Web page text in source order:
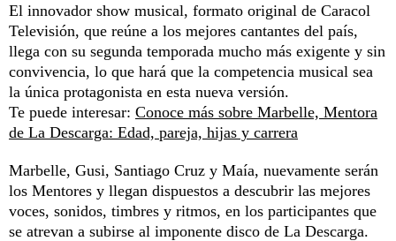
El innovador show musical, formato original de Caracol
Televisión, que reúne a los mejores cantantes del país,
llega con su segunda temporada mucho más exigente y sin
convivencia, lo que hará que la competencia musical sea
la única protagonista en esta nueva versión.
Te puede interesar: Conoce más sobre Marbelle, Mentora
de La Descarga: Edad, pareja, hijas y carrera
Marbelle, Gusi, Santiago Cruz y Maía, nuevamente serán
los Mentores y llegan dispuestos a descubrir las mejores
voces, sonidos, timbres y ritmos, en los participantes que
se atrevan a subirse al imponente disco de La Descarga.